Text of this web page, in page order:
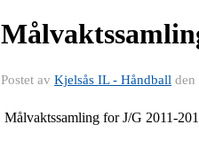
Postet av Kjelsås IL - Håndball den
Målvaktssamling for J/G 2011-